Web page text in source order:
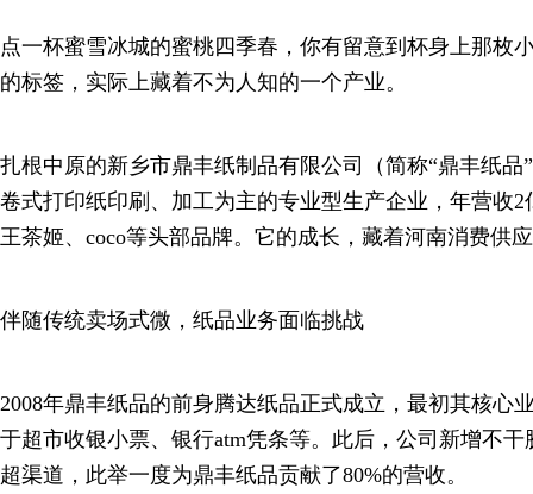
点一杯蜜雪冰城的蜜桃四季春，你有留意到杯身上那枚
的标签，实际上藏着不为人知的一个产业。
扎根中原的新乡市鼎丰纸制品有限公司（简称“鼎丰纸品
卷式打印纸印刷、加工为主的专业型生产企业，年营收
王茶姬、coco等头部品牌。它的成长，藏着河南消费供
伴随传统卖场式微，纸品业务面临挑战
2008年鼎丰纸品的前身腾达纸品正式成立，最初其核心
于超市收银小票、银行atm凭条等。此后，公司新增不
超渠道，此举一度为鼎丰纸品贡献了80%的营收。